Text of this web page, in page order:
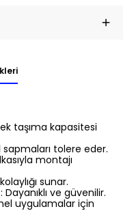
taşıma kapasitesi
sapmaları tolere eder.
montajı
sunar.
: Dayanıklı ve güvenilir.
uygulamalar için